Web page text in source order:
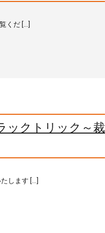
くだ […]
ックトリック～裁
します […]